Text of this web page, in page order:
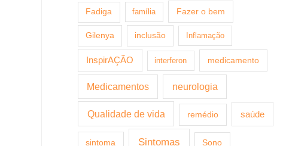
Fadiga família Fazer o bem
Gilenya inclusão Inflamação
InspirAÇÃO interferon medicamento
Medicamentos neurologia
Qualidade de vida remédio saúde
sintoma Sintomas Sono